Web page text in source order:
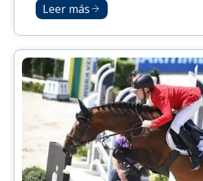
Leer más